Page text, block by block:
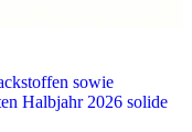
sowie
Halbjahr 2026 solide